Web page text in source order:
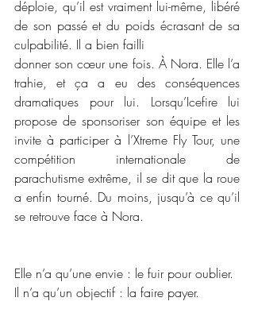
déploie, qu’il est vraiment lui-même, libéré
de son passé et du poids écrasant de sa
culpabilité. Il a bien failli
donner son cœur une fois. À Nora. Elle l’a
trahie, et ça a eu des conséquences
dramatiques pour lui. Lorsqu’Icefire lui
propose de sponsoriser son équipe et les
invite à participer à l’Xtreme Fly Tour, une
compétition internationale de
parachutisme extrême, il se dit que la roue
a enfin tourné. Du moins, jusqu’à ce qu’il
se retrouve face à Nora.
Elle n’a qu’une envie : le fuir pour oublier.
Il n’a qu’un objectif : la faire payer.